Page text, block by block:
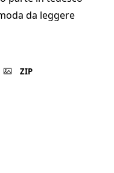
da leggere
ZIP